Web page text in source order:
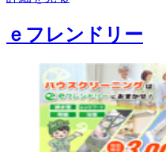
ｅフレンドリー